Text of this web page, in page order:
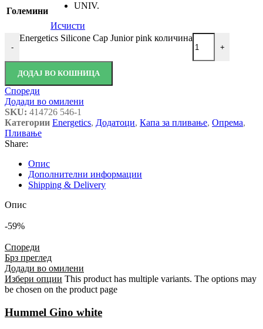
Големини
UNIV.
Исчисти
-
Energetics Silicone Cap Junior pink количина
+
ДОДАЈ ВО КОШНИЦА
Спореди
Додади во омилени
SKU: 414726 546-1
Категории Energetics, Додатоци, Капа за пливање, Опрема,
Пливање
Share:
Опис
Дополнителни информации
Shipping & Delivery
Опис
-59%
Спореди
Брз преглед
Додади во омилени
Избери опции This product has multiple variants. The options may
be chosen on the product page
Hummel Gino white